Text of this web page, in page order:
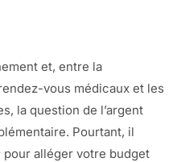
et, entre la
vous médicaux et les
la question de l’argent
Pourtant, il
pour alléger votre budget